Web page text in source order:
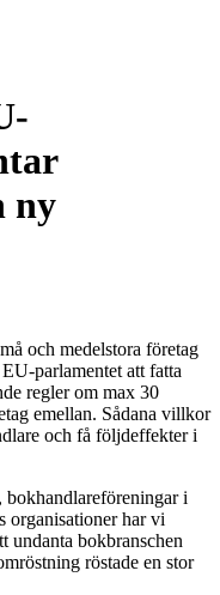
ny
och medelstora företag
parlamentet att fatta
regler om max 30
emellan. Sådana villkor
och få följdeffekter i
i
organisationer har vi
undanta bokbranschen
röstade en stor